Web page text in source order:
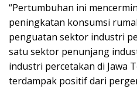
“Pertumbuhan ini
peningkatan konsumsi
penguatan sektor industri
satu sektor penunjang
industri percetakan di Jawa
terdampak positif dari